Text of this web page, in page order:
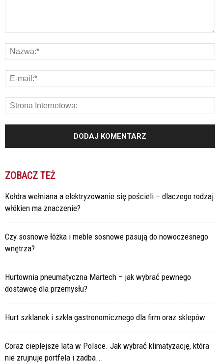
ZOBACZ TEŻ
Kołdra wełniana a elektryzowanie się pościeli – dlaczego rodzaj
włókien ma znaczenie?
Czy sosnowe łóżka i meble sosnowe pasują do nowoczesnego
wnętrza?
Hurtownia pneumatyczna Martech – jak wybrać pewnego
dostawcę dla przemysłu?
Hurt szklanek i szkła gastronomicznego dla firm oraz sklepów
Coraz cieplejsze lata w Polsce. Jak wybrać klimatyzację, która
nie zrujnuje portfela i zadba...